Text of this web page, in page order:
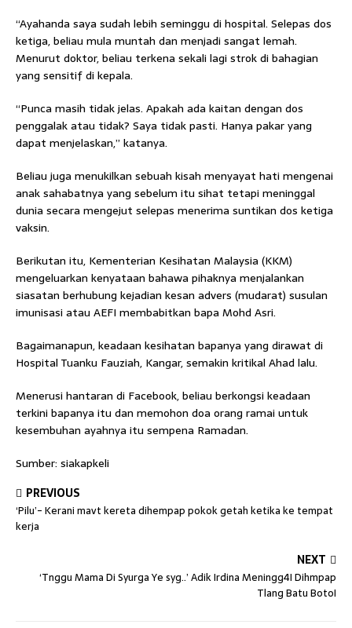
“Ayahanda saya sudah lebih seminggu di hospital. Selepas dos
ketiga, beliau mula muntah dan menjadi sangat lemah.
Menurut doktor, beliau terkena sekali lagi strok di bahagian
yang sensitif di kepala.
“Punca masih tidak jelas. Apakah ada kaitan dengan dos
penggalak atau tidak? Saya tidak pasti. Hanya pakar yang
dapat menjelaskan,” katanya.
Beliau juga menukilkan sebuah kisah menyayat hati mengenai
anak sahabatnya yang sebelum itu sihat tetapi meninggal
dunia secara mengejut selepas menerima suntikan dos ketiga
vaksin.
Berikutan itu, Kementerian Kesihatan Malaysia (KKM)
mengeluarkan kenyataan bahawa pihaknya menjalankan
siasatan berhubung kejadian kesan advers (mudarat) susulan
imunisasi atau AEFI membabitkan bapa Mohd Asri.
Bagaimanapun, keadaan kesihatan bapanya yang dirawat di
Hospital Tuanku Fauziah, Kangar, semakin kritikal Ahad lalu.
Menerusi hantaran di Facebook, beliau berkongsi keadaan
terkini bapanya itu dan memohon doa orang ramai untuk
kesembuhan ayahnya itu sempena Ramadan.
Sumber: siakapkeli
PREVIOUS
‘Pilu’- Kerani mavt kereta dihempap pokok getah ketika ke tempat
kerja
NEXT
‘Tnggu Mama Di Syurga Ye syg..’ Adik Irdina Meningg4I Dihmpap
Tlang Batu BotoI